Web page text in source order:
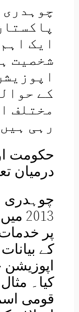
ایک
شخصیت
کے
مختلف
رہی
حکومت
درمیان
چوہدری
پر
کے
کیا۔
قومی